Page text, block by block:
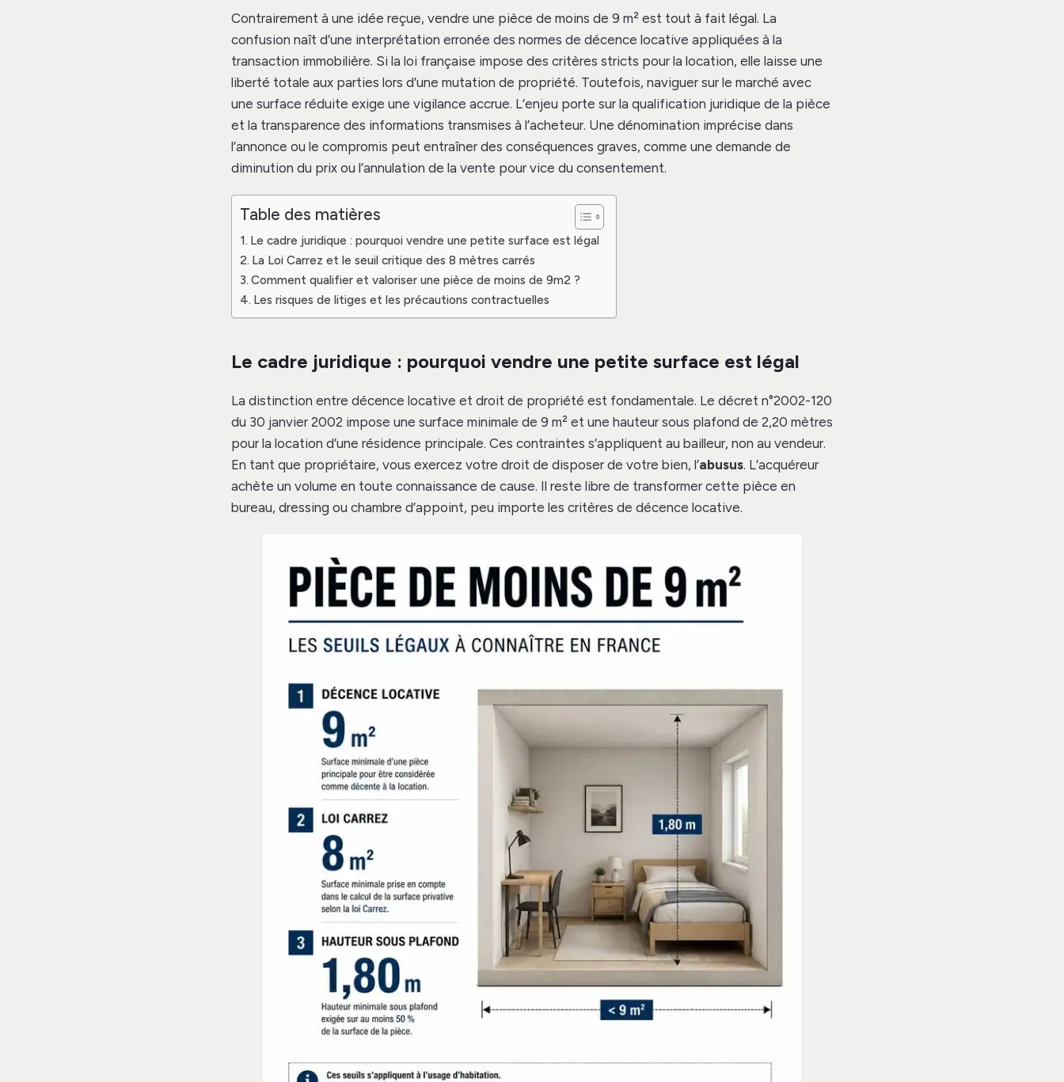
Contrairement à une idée reçue, vendre une pièce de moins de 9 m² est tout à fait légal. La
confusion naît d’une interprétation erronée des normes de décence locative appliquées à la
transaction immobilière. Si la loi française impose des critères stricts pour la location, elle laisse une
liberté totale aux parties lors d’une mutation de propriété. Toutefois, naviguer sur le marché avec
une surface réduite exige une vigilance accrue. L’enjeu porte sur la qualification juridique de la pièce
et la transparence des informations transmises à l’acheteur. Une dénomination imprécise dans
l’annonce ou le compromis peut entraîner des conséquences graves, comme une demande de
diminution du prix ou l’annulation de la vente pour vice du consentement.
Table des matières
Le cadre juridique : pourquoi vendre une petite surface est légal
La Loi Carrez et le seuil critique des 8 mètres carrés
Comment qualifier et valoriser une pièce de moins de 9m2 ?
Les risques de litiges et les précautions contractuelles
Le cadre juridique : pourquoi vendre une petite surface est légal
La distinction entre décence locative et droit de propriété est fondamentale. Le décret n°2002-120
du 30 janvier 2002 impose une surface minimale de 9 m² et une hauteur sous plafond de 2,20 mètres
pour la location d’une résidence principale. Ces contraintes s’appliquent au bailleur, non au vendeur.
En tant que propriétaire, vous exercez votre droit de disposer de votre bien, l’abusus. L’acquéreur
achète un volume en toute connaissance de cause. Il reste libre de transformer cette pièce en
bureau, dressing ou chambre d’appoint, peu importe les critères de décence locative.